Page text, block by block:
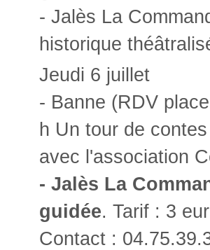
- Jalès La
historique
Jeudi 6 juillet
- Banne (RDV
h Un tour de
avec l'association
- Jalès La
guidée. Tarif : 3
Contact :